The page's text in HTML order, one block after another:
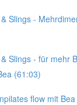
Slings -
Slings - für mehr
(61:03)
flow mit